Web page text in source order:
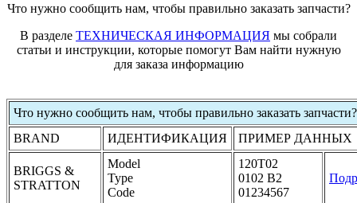
Что нужно сообщить нам, чтобы правильно заказать запчасти?
В разделе ТЕХНИЧЕСКАЯ ИНФОРМАЦИЯ мы собрали
статьи и инструкции, которые помогут Вам найти нужную
для заказа информацию
Что нужно сообщить нам, чтобы правильно заказать запчасти?
BRAND
ИДЕНТИФИКАЦИЯ ПРИМЕР ДАННЫХ
BRIGGS &
STRATTON
Model
Type
Code
120T02
0102 B2
01234567